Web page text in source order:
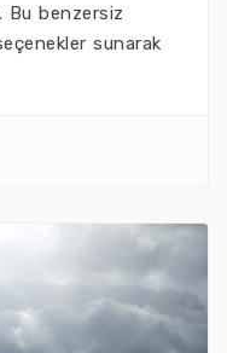
Bu benzersiz
sunarak